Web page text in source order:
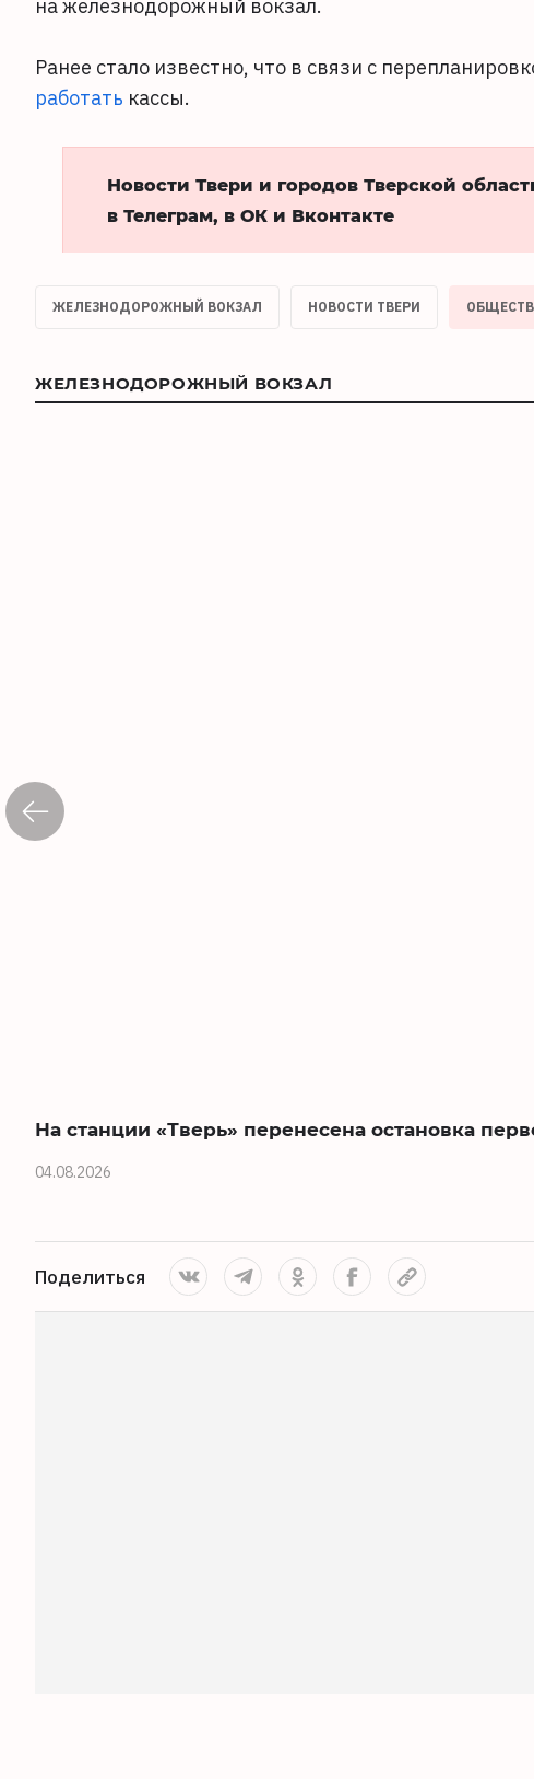
на железнодорожный вокзал.
Ранее стало известно, что в связи с
работать кассы.
Новости Твери и городов Тверской
в Телеграм, в ОК и Вконтакте
ЖЕЛЕЗНОДОРОЖНЫЙ ВОКЗАЛ НОВОСТИ ТВЕРИ
ЖЕЛЕЗНОДОРОЖНЫЙ ВОКЗАЛ
На станции «Тверь» перенесена остановка
04.08.2026
Поделиться